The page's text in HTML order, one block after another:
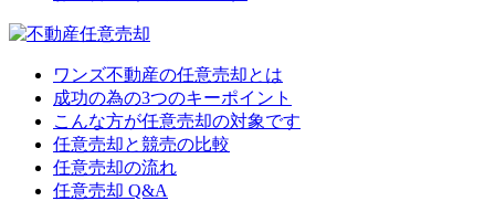
ワンズ不動産の任意売却とは
成功の為の3つのキーポイント
こんな方が任意売却の対象です
任意売却と競売の比較
任意売却の流れ
任意売却 Q&A